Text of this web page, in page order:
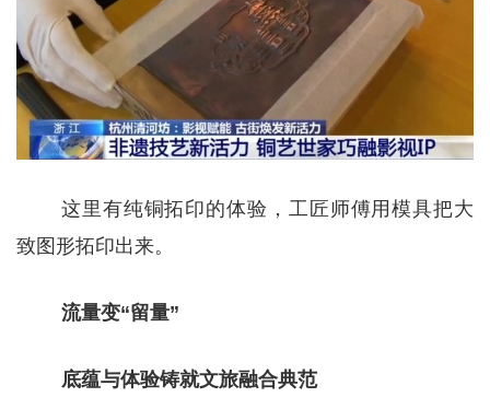
这里有纯铜拓印的体验，工匠师傅用模具把大
致图形拓印出来。
流量变“留量”
底蕴与体验铸就文旅融合典范